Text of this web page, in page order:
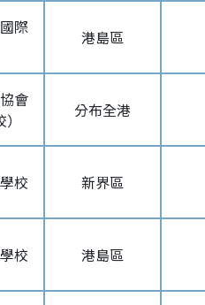
際
港島區
會
分布全港
校 新界區
校 港島區